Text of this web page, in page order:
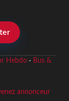
Hebdo· Bus &
annonceur